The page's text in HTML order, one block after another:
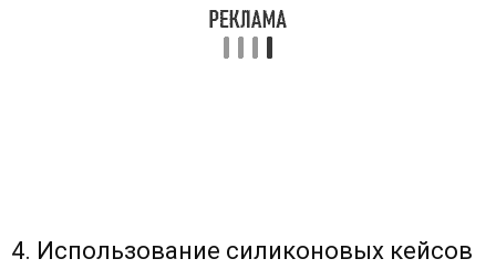
4. Использование силиконовых кейсов